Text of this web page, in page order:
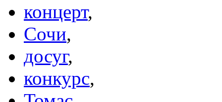
концерт,
Сочи,
досуг,
конкурс,